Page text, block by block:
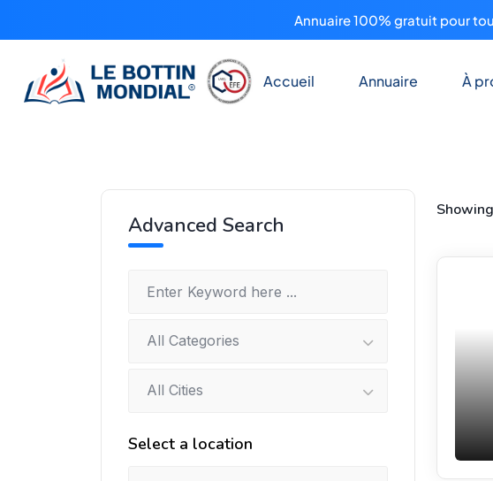
Annuaire 100% gratuit pour
Accueil Annuaire À
Advanced Search
All Categories
All Cities
Select a location